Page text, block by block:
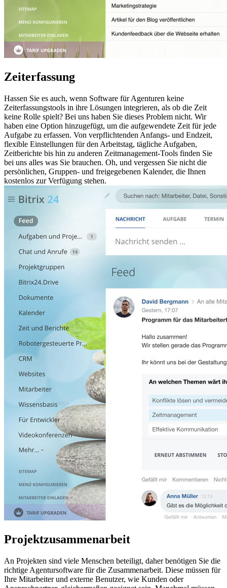
Zeiterfassung
Hassen Sie es auch, wenn Software für Agenturen keine
Zeiterfassungstools in ihre Lösungen integrieren, als ob die Zeit
keine Rolle spielt? Bei uns haben Sie dieses Problem nicht. Wir
haben eine Option hinzugefügt, um die aufgewendete Zeit für jede
Aufgabe zu erfassen. Von verpflichtenden Anfangs- und Endzeit,
flexible Einstellungen für den Arbeitstag, tägliche Aufgaben,
Zeitberichte bis hin zu anderen Zeitmanagement-Tools finden Sie
bei uns alles was Sie brauchen. Oh, und vergessen Sie nicht die
persönlichen, Gruppen- und freigegebenen Kalender, die Ihnen
kostenlos zur Verfügung stehen.
Projektzusammenarbeit
An Projekten sind viele Menschen beteiligt, daher benötigen Sie die
richtige Agentursoftware für die Zusammenarbeit. Diese müssen für
Ihre Mitarbeiter und externe Benutzer, wie Kunden oder